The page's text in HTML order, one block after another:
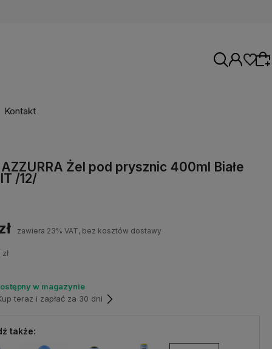
oferty lub zaloguj się, aby przywrócić dodane
Kontakt
AZZURRA Żel pod prysznic 400ml Białe
/12/
zawiera 23% VAT, bez kosztów dostawy
w magazynie
teraz i zapłać za 30 dni
także: